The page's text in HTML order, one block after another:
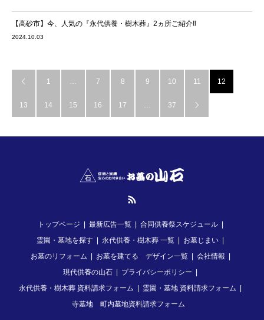
【高砂市】今、人気の『永代供養・樹木葬』2ヵ所ご紹介‼
2024.10.03
 1 … 7 8 9 10 11 12
13 14 15 16 17 … 37 
トップページ 最新広告一覧
合同供養祭スケジュール
霊園・墓地を探す
永代供養・樹木葬 一覧
お墓じまい
お墓のリフォーム
お墓を建てる デザイン一覧
会社情報
現代供養の山石
プライバシーポリシー
永代供養・樹木葬 資料請求フォーム
霊園・墓地 資料請求フォーム
寺墓地 町内墓地資料請求フォーム